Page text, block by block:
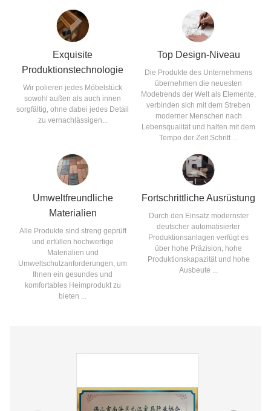
Exquisite
Produktionstechnologie
Wir polieren jedes Möbelstück
sowohl außen als auch innen
sorgfältig, ohne dabei jedes Detail
zu vernachlässigen...
Top Design-Niveau
Die Produkte des Unternehmens
übernehmen die neuesten
Modetrends der Welt als Elemente,
verbinden sich mit dem Streben
moderner Menschen nach
Lebensqualität und halten mit dem
Tempo der Zeit Schritt ...
Umweltfreundliche
Materialien
Alle Produkte sind streng geprüft
und erfüllen hochwertige
Materialien und
Umweltschutzanforderungen, um
Ihnen ein gesundes und
komfortables Heimprodukt zu
bieten ...
Fortschrittliche Ausrüstung
Durch den Einsatz modernster
deutscher automatisierter
Produktionsanlagen verfügt es
über hohe Präzision, hohe
Produktionskapazität und hohe
Ausbeute ...